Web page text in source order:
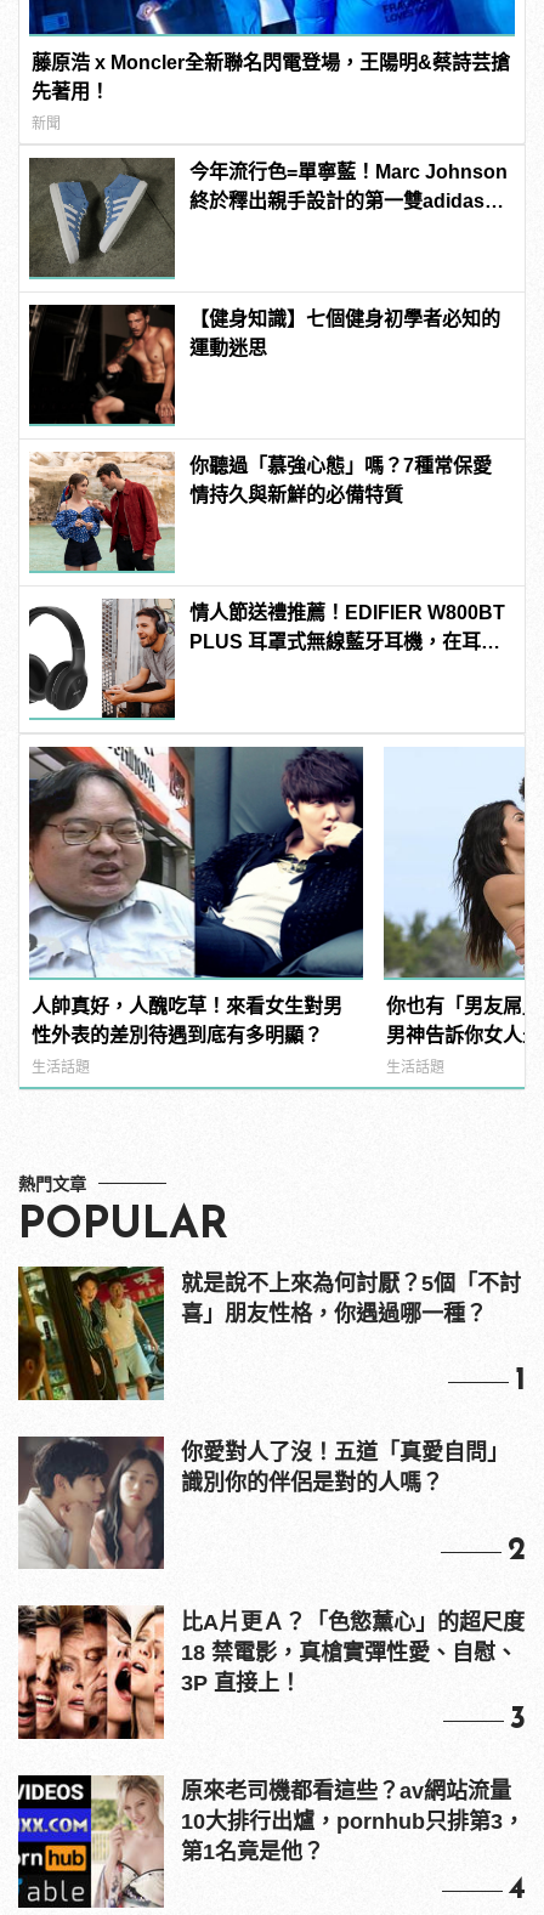
藤原浩 x Moncler全新聯名閃電登場，王陽明&蔡詩芸搶
先著用！
新聞
今年流行色=單寧藍！Marc Johnson
終於釋出親手設計的第一雙adidas滑
【健身知識】七個健身初學者必知的
運動迷思
你聽過「慕強心態」嗎？7種常保愛
情持久與新鮮的必備特質
情人節送禮推薦！EDIFIER W800BT
PLUS 耳罩式無線藍牙耳機，在耳邊
人帥真好，人醜吃草！來看女生對男
性外表的差別待遇到底有多明顯？
生活話題
你也有「男友屌
男神告訴你女人
Dick」是啥？
生活話題
熱門文章
POPULAR
就是說不上來為何討厭？5個「不討
喜」朋友性格，你遇過哪一種？
1
你愛對人了沒！五道「真愛自問」
識別你的伴侶是對的人嗎？
2
比A片更Ａ？「色慾薰心」的超尺度
18 禁電影，真槍實彈性愛、自慰、
3P 直接上！
3
原來老司機都看這些？av網站流量
10大排行出爐，pornhub只排第3，
第1名竟是他？
4